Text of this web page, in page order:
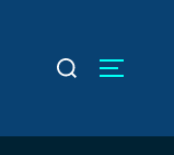
Rechercher :